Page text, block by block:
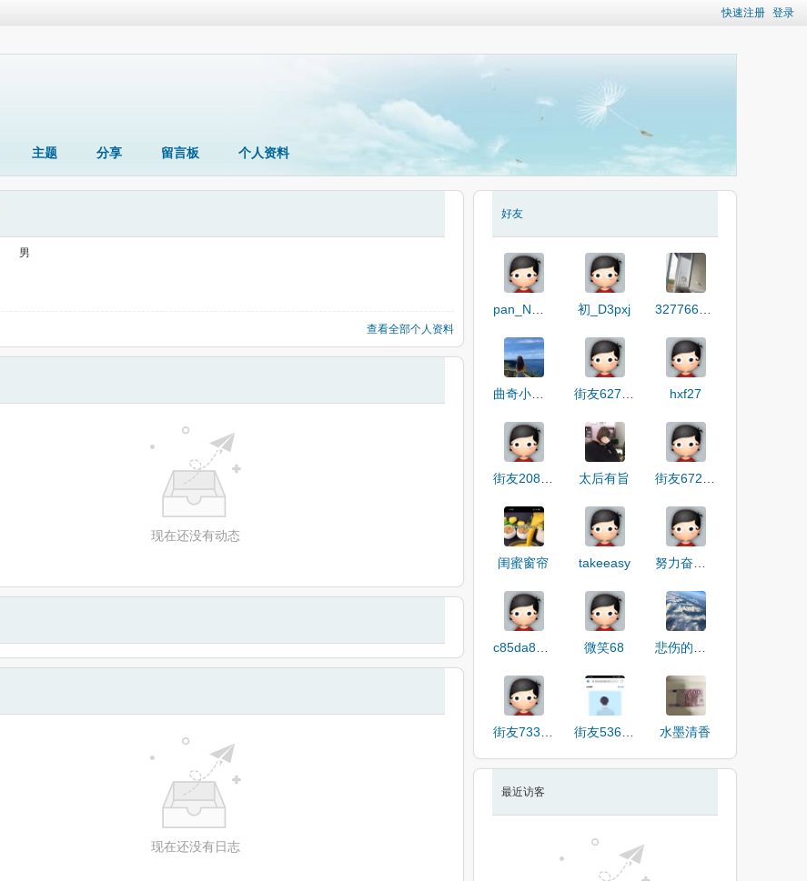
快速注册 登录
主题 分享 留言板 个人资料
男
查看全部个人资料
现在还没有动态
现在还没有日志
好友
初_D3pxj 3277664187
曲奇小饼干 hxf27
街友20818894 太后有旨
闺蜜窗帘 takeeasy 努力奋斗我懂得
c85da82b304321f 微笑68
街友53666926 水墨清香
最近访客